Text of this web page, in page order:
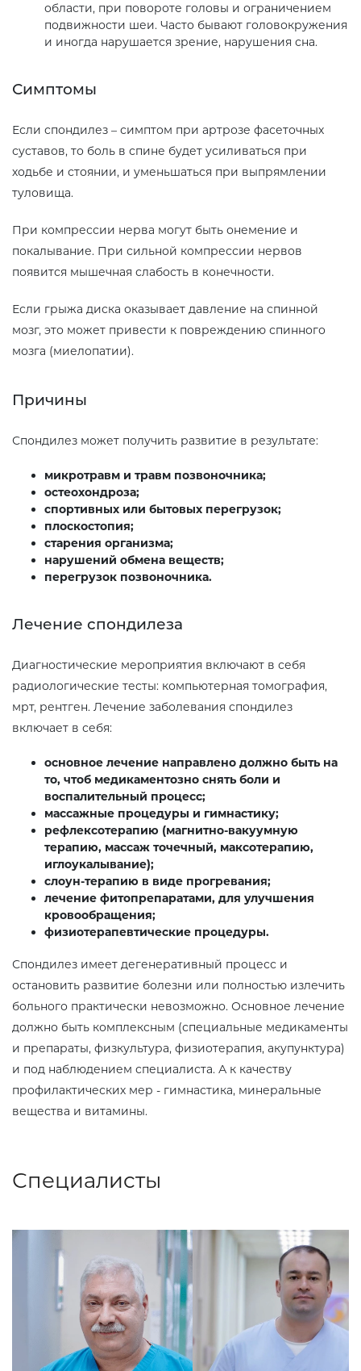
области, при повороте головы и ограничением
подвижности шеи. Часто бывают головокружения
и иногда нарушается зрение, нарушения сна.
Симптомы
Если спондилез – симптом при артрозе фасеточных
суставов, то боль в спине будет усиливаться при
ходьбе и стоянии, и уменьшаться при выпрямлении
туловища.
При компрессии нерва могут быть онемение и
покалывание. При сильной компрессии нервов
появится мышечная слабость в конечности.
Если грыжа диска оказывает давление на спинной
мозг, это может привести к повреждению спинного
мозга (миелопатии).
Причины
Спондилез может получить развитие в результате:
микротравм и травм позвоночника;
остеохондроза;
спортивных или бытовых перегрузок;
плоскостопия;
старения организма;
нарушений обмена веществ;
перегрузок позвоночника.
Лечение спондилеза
Диагностические мероприятия включают в себя
радиологические тесты: компьютерная томография,
мрт, рентген. Лечение заболевания спондилез
включает в себя:
основное лечение направлено должно быть на
то, чтоб медикаментозно снять боли и
воспалительный процесс;
массажные процедуры и гимнастику;
рефлексотерапию (магнитно-вакуумную
терапию, массаж точечный, максотерапию,
иглоукалывание);
слоун-терапию в виде прогревания;
лечение фитопрепаратами, для улучшения
кровообращения;
физиотерапевтические процедуры.
Спондилез имеет дегенеративный процесс и
остановить развитие болезни или полностью излечить
больного практически невозможно. Основное лечение
должно быть комплексным (специальные медикаменты
и препараты, физкультура, физиотерапия, акупунктура)
и под наблюдением специалиста. А к качеству
профилактических мер - гимнастика, минеральные
вещества и витамины.
Специалисты